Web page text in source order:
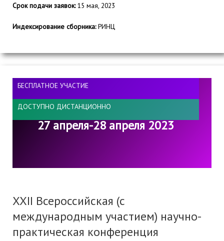
Срок подачи заявок:15 мая, 2023
Индексирование сборника:РИНЦ
БЕСПЛАТНОЕ УЧАСТИЕ
ДОСТУПНО ДИСТАНЦИОННО
27 апреля-28 апреля 2023
XXII Всероссийская (с
международным участием) научно-
практическая конференция